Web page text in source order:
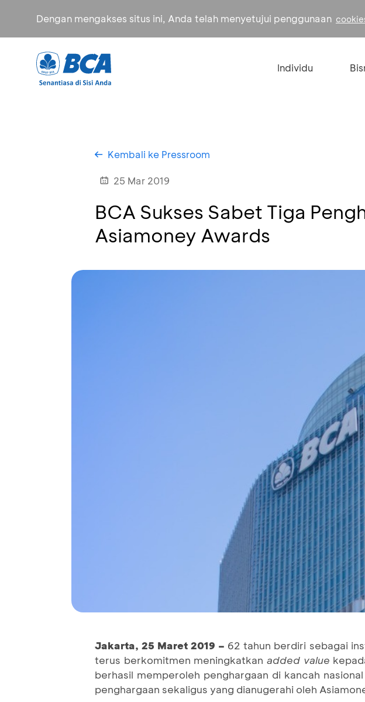
Dengan mengakses situs ini, Anda telah menyetujui penggunaan
Individu
Kembali ke Pressroom
25 Mar 2019
BCA Sukses Sabet Tiga
Asiamoney Awards
Jakarta, 25 Maret 2019 – 62 tahun berdiri sebagai
terus berkomitmen meningkatkan added value
berhasil memperoleh penghargaan di kancah
penghargaan sekaligus yang dianugerahi oleh